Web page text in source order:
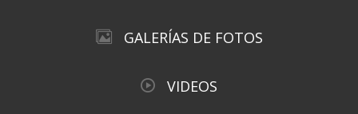
GALERÍAS DE FOTOS
VIDEOS